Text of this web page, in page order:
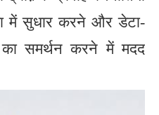
में सुधार करने और डेटा-
का समर्थन करने में मदद